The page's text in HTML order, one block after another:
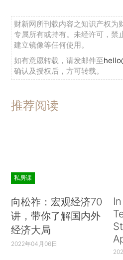
财新网所刊载内容之知识产权为
专属所有或持有。未经许可，禁
建立镜像等任何使用。
如有意愿转载，请发邮件至
确认及授权后，方可转载。
推荐阅读
私房课
向松祚：宏观经济70
讲，带你了解国内外
经济大局
2022年04月06日